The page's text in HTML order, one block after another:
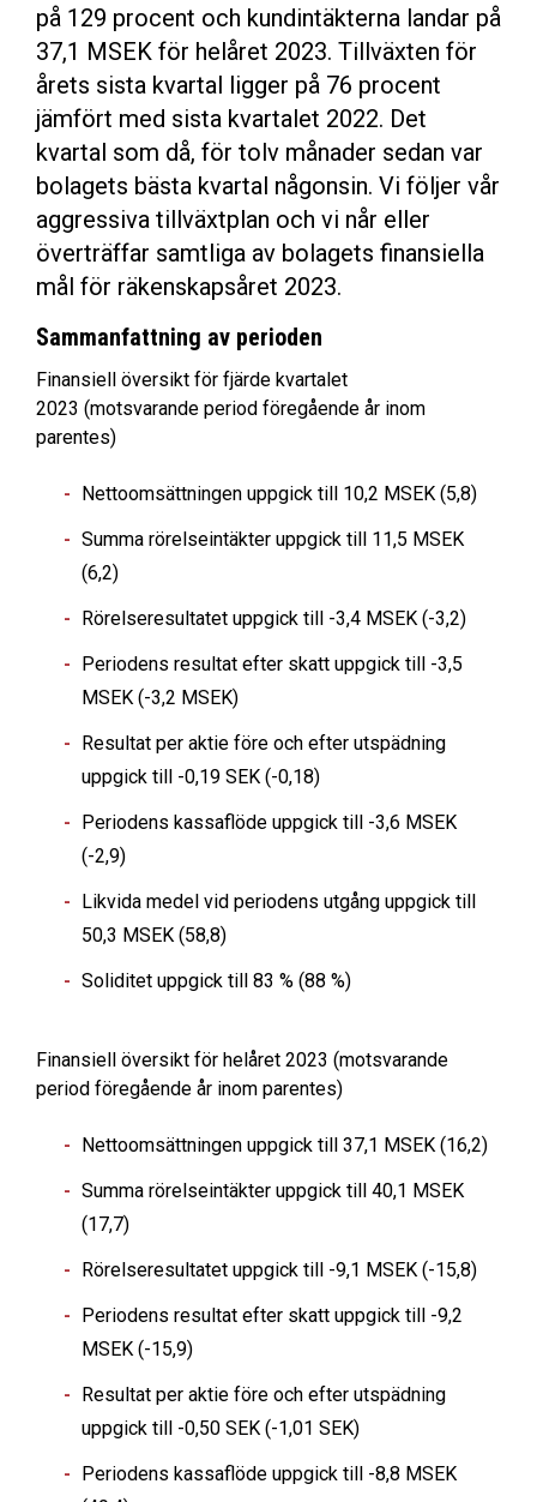
på 129 procent och kundintäkterna landar på
37,1 MSEK för helåret 2023. Tillväxten för
årets sista kvartal ligger på 76 procent
jämfört med sista kvartalet 2022. Det
kvartal som då, för tolv månader sedan var
bolagets bästa kvartal någonsin. Vi följer vår
aggressiva tillväxtplan och vi når eller
överträffar samtliga av bolagets finansiella
mål för räkenskapsåret 2023.
Sammanfattning av perioden
Finansiell översikt för fjärde kvartalet
2023 (motsvarande period föregående år inom
parentes)
Nettoomsättningen uppgick till 10,2 MSEK (5,8)
Summa rörelseintäkter uppgick till 11,5 MSEK
(6,2)
Rörelseresultatet uppgick till -3,4 MSEK (-3,2)
Periodens resultat efter skatt uppgick till -3,5
MSEK (-3,2 MSEK)
Resultat per aktie före och efter utspädning
uppgick till -0,19 SEK (-0,18)
Periodens kassaflöde uppgick till -3,6 MSEK
(-2,9)
Likvida medel vid periodens utgång uppgick till
50,3 MSEK (58,8)
Soliditet uppgick till 83 % (88 %)
Finansiell översikt för helåret 2023 (motsvarande
period föregående år inom parentes)
Nettoomsättningen uppgick till 37,1 MSEK (16,2)
Summa rörelseintäkter uppgick till 40,1 MSEK
(17,7)
Rörelseresultatet uppgick till -9,1 MSEK (-15,8)
Periodens resultat efter skatt uppgick till -9,2
MSEK (-15,9)
Resultat per aktie före och efter utspädning
uppgick till -0,50 SEK (-1,01 SEK)
Periodens kassaflöde uppgick till -8,8 MSEK